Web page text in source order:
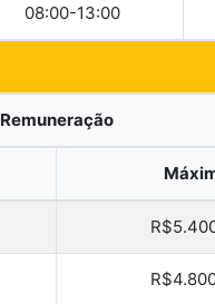
08:00-13:00
Remuneração